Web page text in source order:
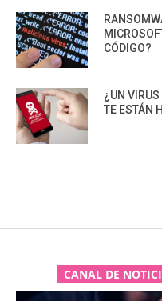
CÓDIGO?
¿UN VIRUS
TE ESTÁN
CANAL DE